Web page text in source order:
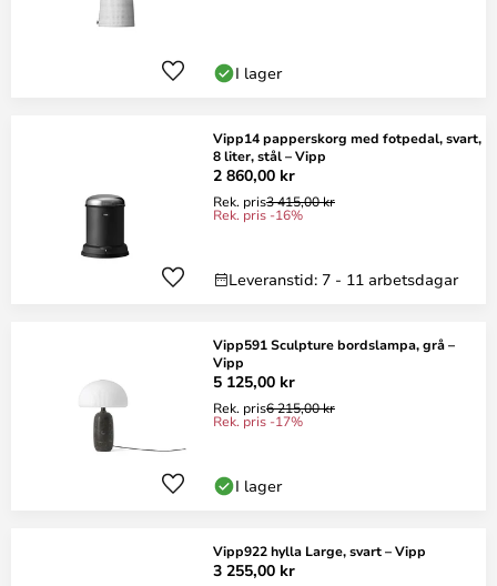
I lager
Vipp14 papperskorg med fotpedal, svart,
8 liter, stål – Vipp
2 860,00 kr
Rek. pris3 415,00 kr
Rek. pris -16%
Leveranstid: 7 - 11 arbetsdagar
Vipp591 Sculpture bordslampa, grå –
Vipp
5 125,00 kr
Rek. pris6 215,00 kr
Rek. pris -17%
I lager
Vipp922 hylla Large, svart – Vipp
3 255,00 kr